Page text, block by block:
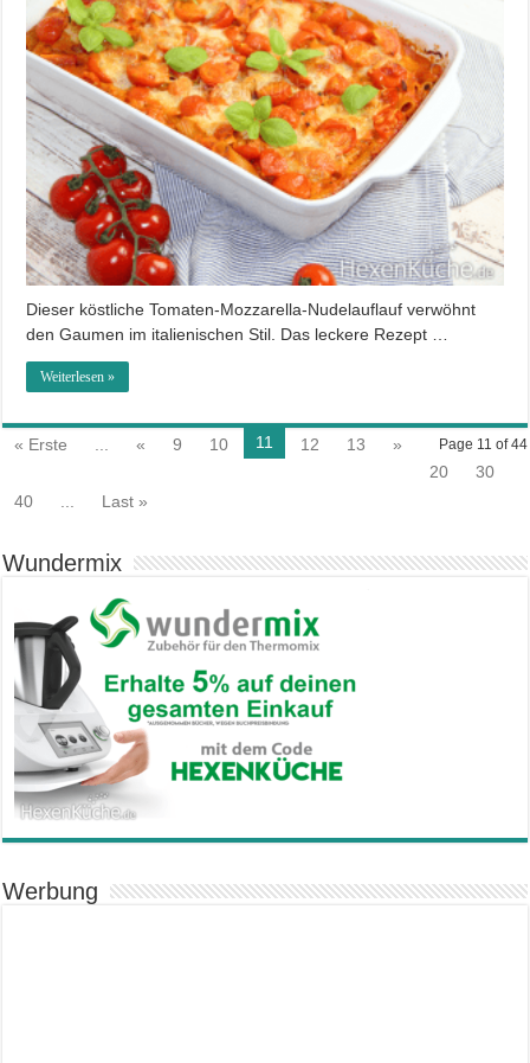
Dieser köstliche Tomaten-Mozzarella-Nudelauflauf verwöhnt
den Gaumen im italienischen Stil. Das leckere Rezept …
Weiterlesen »
Page 11 of 44
« Erste « 9 10 11 12 13
»
20
30
40
Last »
Wundermix
Werbung